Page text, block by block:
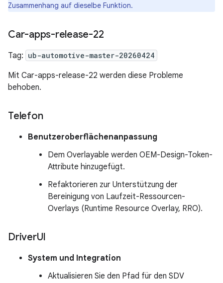
Zusammenhang auf dieselbe Funktion.
Car-apps-release-22
Tag: ub-automotive-master-20260424
Mit Car-apps-release-22 werden diese Probleme
behoben.
Telefon
Benutzeroberflächenanpassung
Dem Overlayable werden OEM-Design-Token-
Attribute hinzugefügt.
Refaktorieren zur Unterstützung der
Bereinigung von Laufzeit-Ressourcen-
Overlays (Runtime Resource Overlay, RRO).
DriverUI
System und Integration
Aktualisieren Sie den Pfad für den SDV